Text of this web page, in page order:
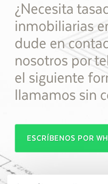
¿Necesita
inmobiliarias
dude en
nosotros por
el siguiente
llamamos sin
ESCRÍBENOS POR